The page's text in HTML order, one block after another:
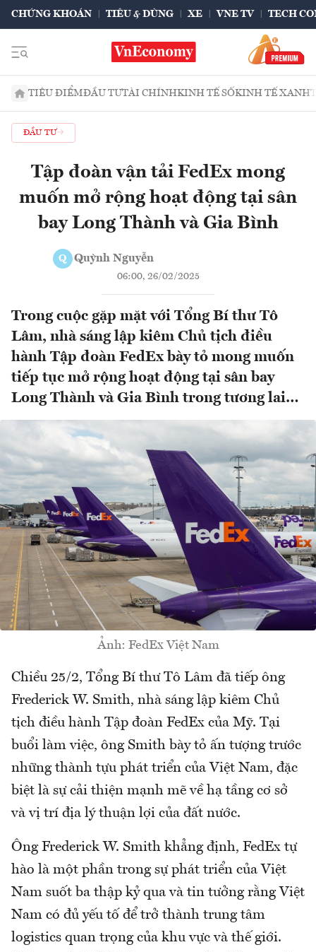
CHỨNG KHOÁN TIÊU & DÙNG XE VNE TV TECH
TIÊU ĐIỂMĐẦU TƯTÀI CHÍNHKINH TẾ SỐKINH TẾ XANH
ĐẦU TƯ
Tập đoàn vận tải FedEx mong
muốn mở rộng hoạt động tại sân
bay Long Thành và Gia Bình
Q Quỳnh Nguyễn
06:00, 26/02/2025
Trong cuộc gặp mặt với Tổng Bí thư Tô
Lâm, nhà sáng lập kiêm Chủ tịch điều
hành Tập đoàn FedEx bày tỏ mong muốn
tiếp tục mở rộng hoạt động tại sân bay
Long Thành và Gia Bình trong tương lai…
Ảnh: FedEx Việt Nam
Chiều 25/2, Tổng Bí thư Tô Lâm đã tiếp ông
Frederick W. Smith, nhà sáng lập kiêm Chủ
tịch điều hành Tập đoàn FedEx của Mỹ. Tại
buổi làm việc, ông Smith bày tỏ ấn tượng trước
những thành tựu phát triển của Việt Nam, đặc
biệt là sự cải thiện mạnh mẽ về hạ tầng cơ sở
và vị trí địa lý thuận lợi của đất nước.
Ông Frederick W. Smith khẳng định, FedEx tự
hào là một phần trong sự phát triển của Việt
Nam suốt ba thập kỷ qua và tin tưởng rằng Việt
Nam có đủ yếu tố để trở thành trung tâm
logistics quan trọng của khu vực và thế giới.